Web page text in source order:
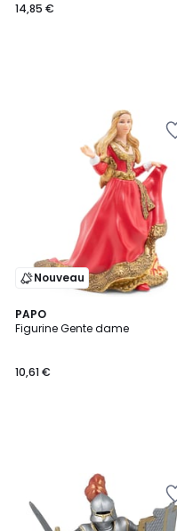
14,85 €
Nouveau
PAPO
Figurine Gente dame
10,61 €